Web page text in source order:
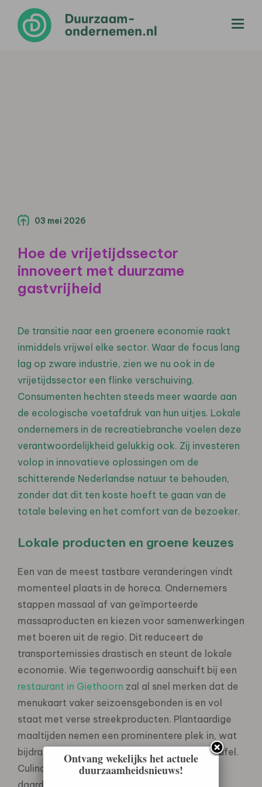
03 mei 2026
Hoe de vrijetijdssector
innoveert met duurzame
gastvrijheid
De transitie naar een groenere economie raakt
inmiddels vrijwel elke sector. Waar de focus lang
lag op zware industrie, zien we nu ook in de
vrijetijdssector een flinke verschuiving.
Consumenten hechten steeds meer waarde aan
de ecologische voetafdruk van hun uitjes. Lokale
ondernemers in de recreatiebranche voelen deze
verantwoordelijkheid gelukkig ook. Zij investeren
volop in innovatieve oplossingen om de
schitterende Nederlandse natuur te behouden,
zonder dat dit ten koste hoeft te gaan van de
totale beleving en het comfort van de bezoeker.
Lokale producten en groene keuzes
Een van de meest tastbare veranderingen vindt
momenteel plaats in de horeca. Ondernemers
stappen massaal af van geïmporteerde
massaproducten en kiezen voor samenwerkingen
met boeren uit de regio. Dit reduceert de
transportemissies drastisch en steunt de lokale
economie. Wie tegenwoordig aanschuift bij een
restaurant in Giethoorn zal al snel merken dat de
menukaart vaker seizoensgebonden is en vol
staat met verse streekproducten. Plantaardige
maaltijden nemen een prominentere plek in, wat
bijdraagt aan een lagere CO2-uitstoot per tafel.
Culinair genieten en duurzaamheid gaan
daardoor perfect samen.
Ontvang wekelijks het actuele
duurzaamheidsnieuws!